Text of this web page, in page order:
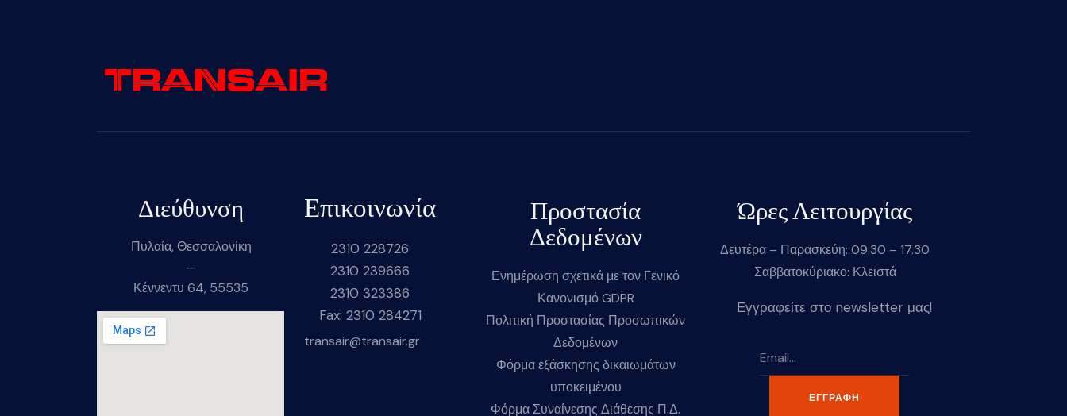
Διεύθυνση
Πυλαία, Θεσσαλονίκη
—
Κέννεντυ 64, 55535
Επικοινωνία
2310 228726
2310 239666
2310 323386
Fax: 2310 284271
transair@transair.gr
Προστασία
Δεδομένων
Ενημέρωση σχετικά με τον Γενικό
Κανονισμό GDPR
Πολιτική Προστασίας Προσωπικών
Δεδομένων
Φόρμα εξάσκησης δικαιωμάτων
υποκειμένου
Φόρμα Συναίνεσης Διάθεσης Π.Δ.
Ώρες Λειτουργίας
Δευτέρα – Παρασκεύη: 09.30 – 17.30
Σαββατοκύριακο: Κλειστά
Εγγραφείτε στο newsletter μας!
ΕΓΓΡΑΦΉ